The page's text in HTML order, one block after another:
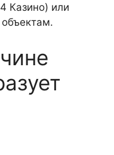
Казино) или